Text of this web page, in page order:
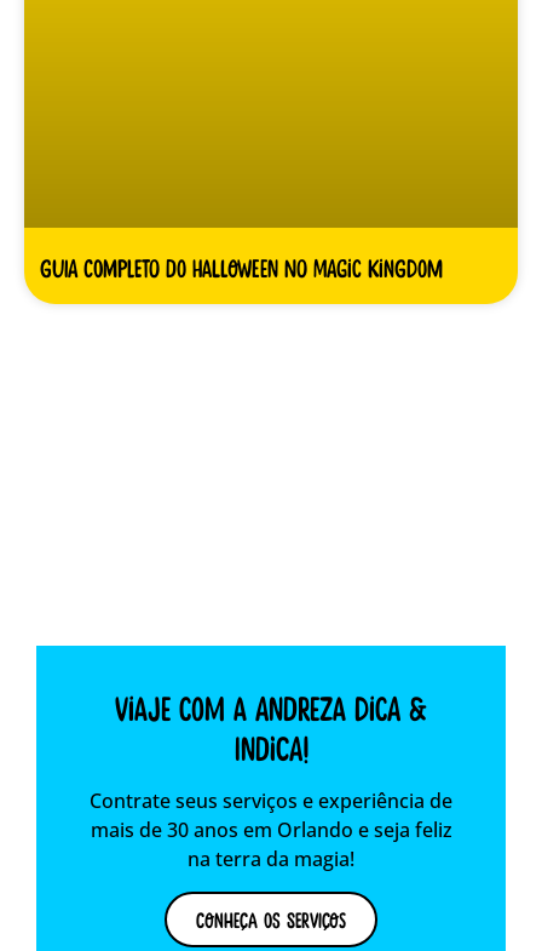
Guia completo do Halloween no Magic Kingdom
Viaje com a Andreza dica &
indica!
Contrate seus serviços e experiência de
mais de 30 anos em Orlando e seja feliz
na terra da magia!
Conheça os Serviços